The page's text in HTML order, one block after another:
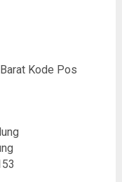
Kode Pos